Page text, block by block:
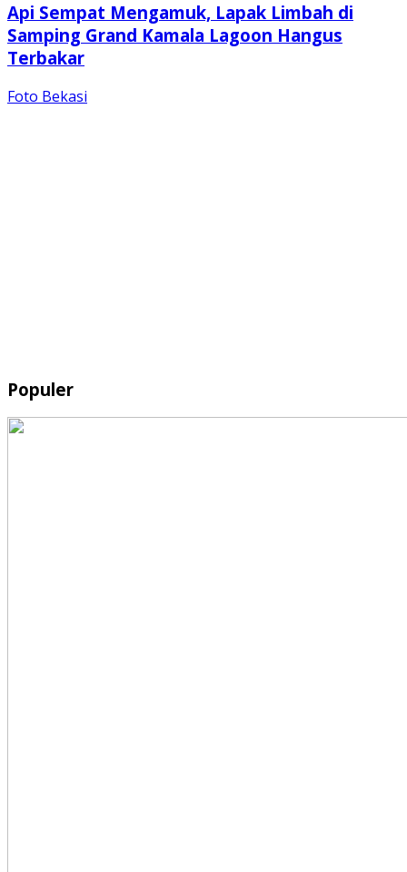
Api Sempat Mengamuk, Lapak Limbah di
Samping Grand Kamala Lagoon Hangus
Terbakar
Foto Bekasi
Populer